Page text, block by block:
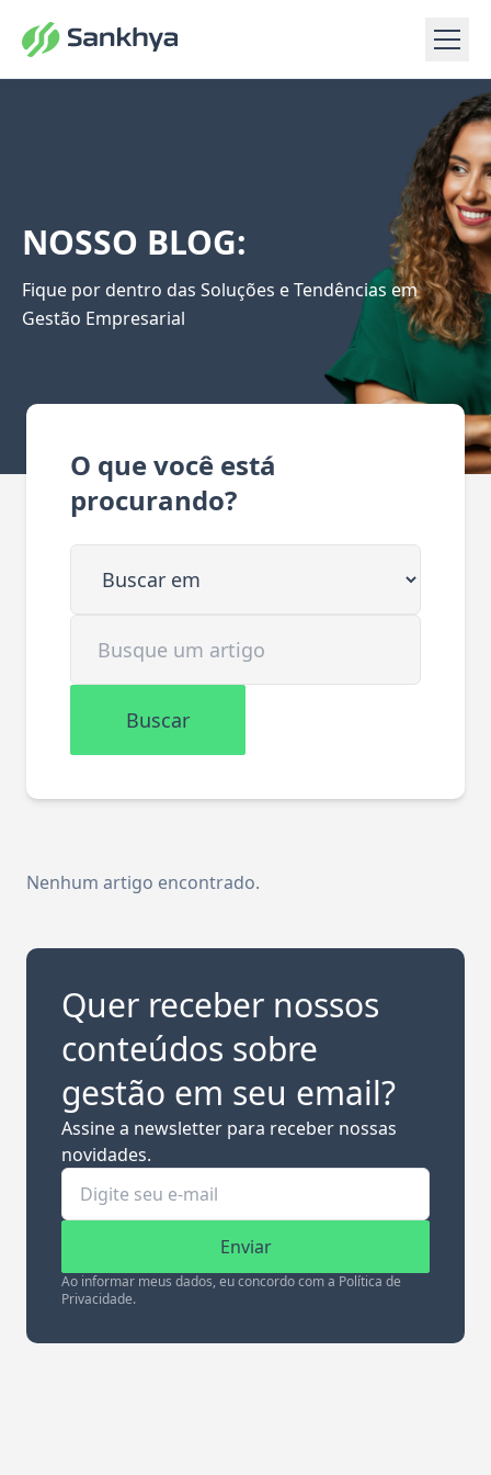
NOSSO BLOG:
Fique por dentro das Soluções e Tendências em
Gestão Empresarial
O que você está
procurando?
Buscar
Nenhum artigo encontrado.
Quer receber nossos
conteúdos sobre
gestão em seu email?
Assine a newsletter para receber nossas
novidades.
Enviar
Ao informar meus dados, eu concordo com a Política de
Privacidade.